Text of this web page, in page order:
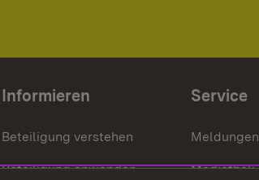
Informieren
Beteiligung verstehen
Beteiligung anwenden
Service
Meldungen
Mediathek